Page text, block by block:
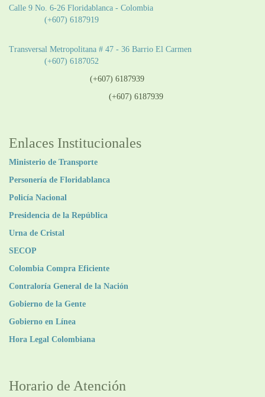
Calle 9 No. 6-26 Floridablanca - Colombia
(+607) 6187919
Transversal Metropolitana # 47 - 36 Barrio El Carmen
(+607) 6187052
(+607) 6187939
(+607) 6187939
Enlaces Institucionales
Ministerio de Transporte
Personería de Floridablanca
Policía Nacional
Presidencia de la República
Urna de Cristal
SECOP
Colombia Compra Eficiente
Contraloría General de la Nación
Gobierno de la Gente
Gobierno en Línea
Hora Legal Colombiana
Horario de Atención